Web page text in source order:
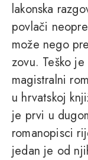
lakonska
povlači
može nego
zovu. Teško
magistralni
u hrvatskoj
je prvi u
romanopisci
jedan je od